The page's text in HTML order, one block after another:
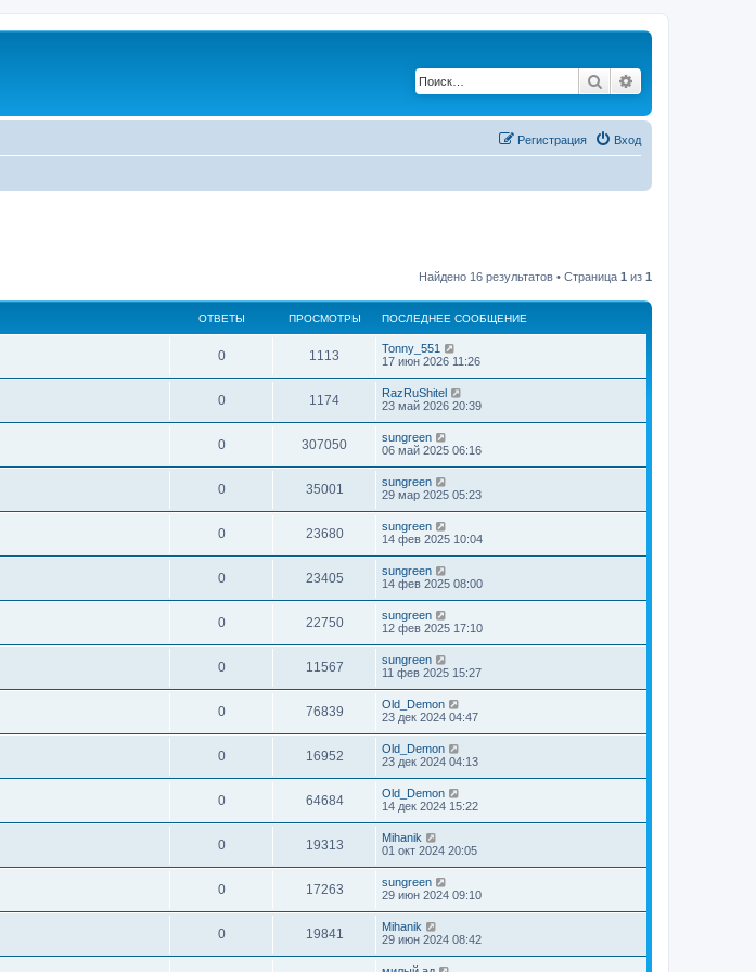
Поиск
Вход
Регистрация
Найдено 16 результатов • Страница 1 из 1
ОТВЕТЫ ПРОСМОТРЫ ПОСЛЕДНЕЕ СООБЩЕНИЕ
0 1113
Tonny_551
17 июн 2026 11:26
0 1174
RazRuShitel
23 май 2026 20:39
0 307050
sungreen
06 май 2025 06:16
0 35001
sungreen
29 мар 2025 05:23
0 23680
sungreen
14 фев 2025 10:04
0 23405
sungreen
14 фев 2025 08:00
0 22750
sungreen
12 фев 2025 17:10
0 11567
sungreen
11 фев 2025 15:27
0 76839
Old_Demon
23 дек 2024 04:47
0 16952
Old_Demon
23 дек 2024 04:13
0 64684
Old_Demon
14 дек 2024 15:22
0 19313
Mihanik
01 окт 2024 20:05
0 17263
sungreen
29 июн 2024 09:10
0 19841
Mihanik
29 июн 2024 08:42